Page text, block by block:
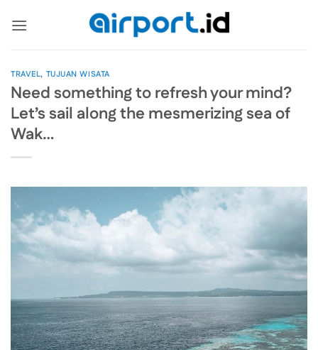
TRAVEL, TUJUAN WISATA
Need something to refresh your mind?
Let’s sail along the mesmerizing sea of
Wak…